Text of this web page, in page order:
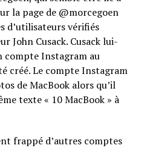
la page de @morcegoen
d’utilisateurs vérifiés
John Cusack. Cusack lui-
compte Instagram au
créé. Le compte Instagram
de MacBook alors qu’il
texte « 10 MacBook » à
frappé d’autres comptes